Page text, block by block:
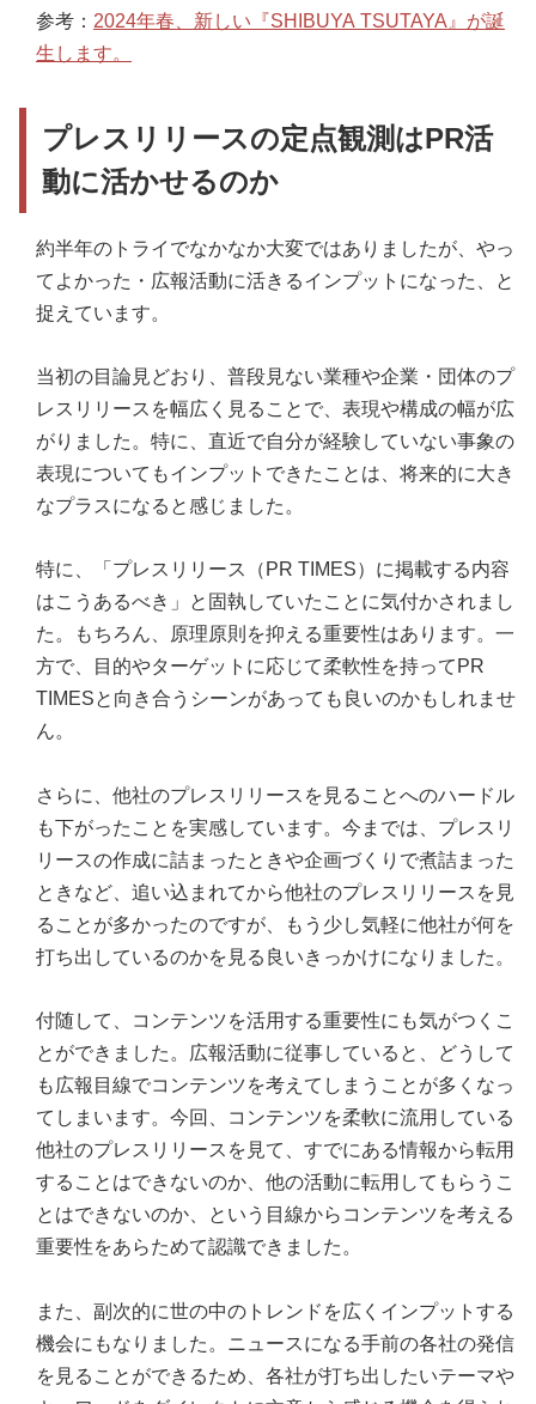
参考： 2024年春、新しい『SHIBUYA TSUTAYA』が誕
生します。
プレスリリースの定点観測はPR活
動に活かせるのか
約半年のトライでなかなか大変ではありましたが、やっ
てよかった・広報活動に活きるインプットになった、と
捉えています。
当初の目論見どおり、普段見ない業種や企業・団体のプ
レスリリースを幅広く見ることで、表現や構成の幅が広
がりました。特に、直近で自分が経験していない事象の
表現についてもインプットできたことは、将来的に大き
なプラスになると感じました。
特に、「プレスリリース（PR TIMES）に掲載する内容
はこうあるべき」と固執していたことに気付かされまし
た。もちろん、原理原則を抑える重要性はあります。一
方で、目的やターゲットに応じて柔軟性を持ってPR
TIMESと向き合うシーンがあっても良いのかもしれませ
ん。
さらに、他社のプレスリリースを見ることへのハードル
も下がったことを実感しています。今までは、プレスリ
リースの作成に詰まったときや企画づくりで煮詰まった
ときなど、追い込まれてから他社のプレスリリースを見
ることが多かったのですが、もう少し気軽に他社が何を
打ち出しているのかを見る良いきっかけになりました。
付随して、コンテンツを活用する重要性にも気がつくこ
とができました。広報活動に従事していると、どうして
も広報目線でコンテンツを考えてしまうことが多くなっ
てしまいます。今回、コンテンツを柔軟に流用している
他社のプレスリリースを見て、すでにある情報から転用
することはできないのか、他の活動に転用してもらうこ
とはできないのか、という目線からコンテンツを考える
重要性をあらためて認識できました。
また、副次的に世の中のトレンドを広くインプットする
機会にもなりました。ニュースになる手前の各社の発信
を見ることができるため、各社が打ち出したいテーマや